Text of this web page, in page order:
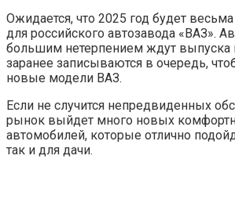
Ожидается, что 2025 год будет
для российского автозавода «ВАЗ».
большим нетерпением ждут выпуска
заранее записываются в очередь,
новые модели ВАЗ.
Если не случится непредвиденных
рынок выйдет много новых
автомобилей, которые отлично
так и для дачи.